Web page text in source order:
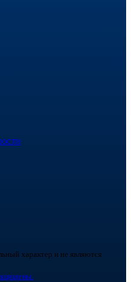
характер и не являются